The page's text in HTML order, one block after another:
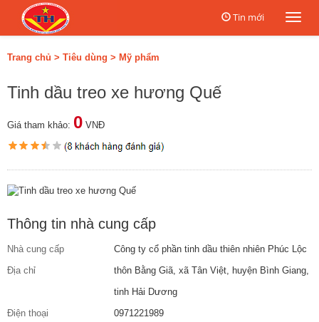
Tin mới
Trang chủ > Tiêu dùng > Mỹ phẩm
Tinh dầu treo xe hương Quế
Giá tham khảo: 0 VNĐ
Thông tin nhà cung cấp
Nhà cung cấp
Công ty cổ phần tinh dầu thiên nhiên Phúc Lộc
Địa chỉ
thôn Bằng Giã, xã Tân Việt, huyện Bình Giang,
tinh Hải Dương
Điện thoại
0971221989